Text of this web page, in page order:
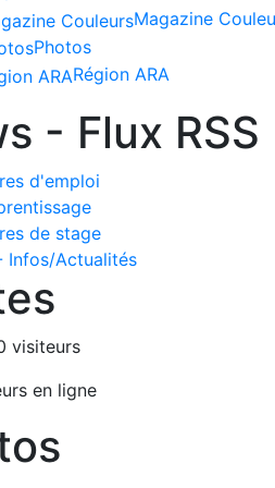
Magazine
Photos
Région ARA
- Flux RSS
d'emploi
de stage
Infos/Actualités
visiteurs
en ligne